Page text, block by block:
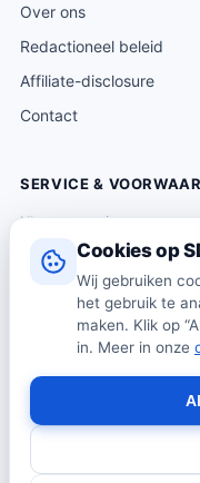
Cookies op
Wij gebruiken
het gebruik te
maken. Klik op
in. Meer in onze
Over ons
Redactioneel beleid
Affiliate-disclosure
Contact
SERVICE &
Klantenservice
Verzending & levering
Retourneren
Algemene voorwaarden